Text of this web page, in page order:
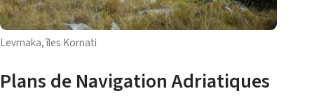
Levrnaka, îles Kornati
Plans de Navigation Adriatiques